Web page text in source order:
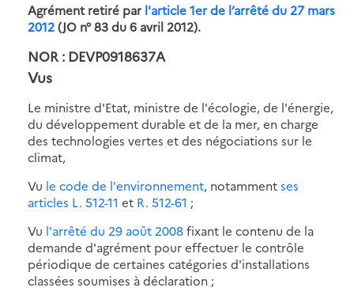
Agrément retiré par l'article 1er de l’arrêté du 27 mars
2012(JO n° 83 du 6 avril 2012).
NOR : DEVP0918637A
Vus
Le ministre d'Etat, ministre de l'écologie, de l'énergie,
du développement durable et de la mer, en charge
des technologies vertes et des négociations sur le
climat,
Vu le code de l'environnement, notammentses
articles L. 512-11 et R. 512-61 ;
Vu l'arrêté du 29 août 2008fixant le contenu de la
demande d'agrément pour effectuer le contrôle
périodique de certaines catégories d'installations
classées soumises à déclaration ;